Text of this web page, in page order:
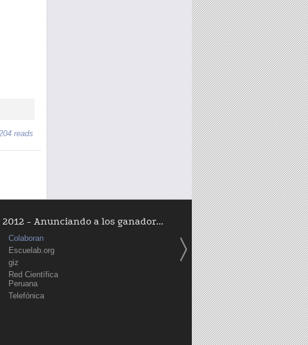
de vidrio
reads
- Anunciando a los ganador...
Colaboran
Escuelab.org
giz
Red Científica
Peruana
Telefónica